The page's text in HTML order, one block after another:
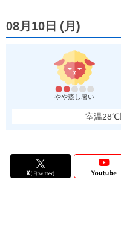
08月10日 (月 )
やや蒸し暑い
室温28℃